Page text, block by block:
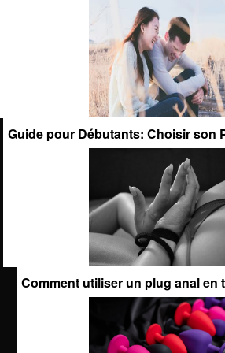
Guide pour Débutants: Choisir son
Comment utiliser un plug anal en